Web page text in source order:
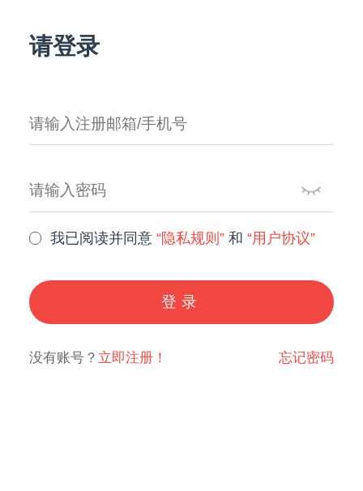
请登录
我已阅读并同意“隐私规则” 和“用户协议”
登录
没有账号？ 立即注册！ 忘记密码